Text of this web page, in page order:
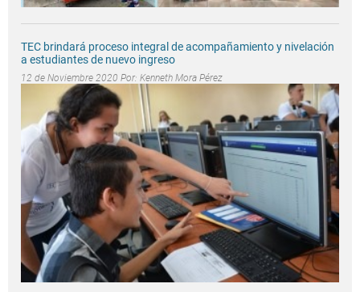
TEC brindará proceso integral de acompañamiento y nivelación
a estudiantes de nuevo ingreso
12 de Noviembre 2020 Por: Kenneth Mora Pérez